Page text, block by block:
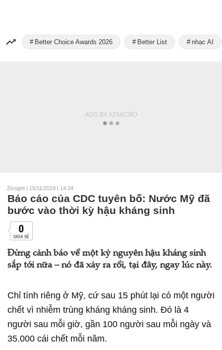
Better Choice Awards 2026 Better List nhạc AI
Zknight | 15/11/2019 | 14:34
Báo cáo của CDC tuyên bố: Nước Mỹ đã
bước vào thời kỳ hậu kháng sinh
0
CHIA SẺ
Đừng cảnh báo về một kỷ nguyên hậu kháng sinh
sắp tới nữa – nó đã xảy ra rồi, tại đây, ngay lúc này.
Chỉ tính riêng ở Mỹ, cứ sau 15 phút lại có một người
chết vì nhiễm trùng kháng kháng sinh. Đó là 4
người sau mỗi giờ, gần 100 người sau mỗi ngày và
35.000 cái chết mỗi năm.